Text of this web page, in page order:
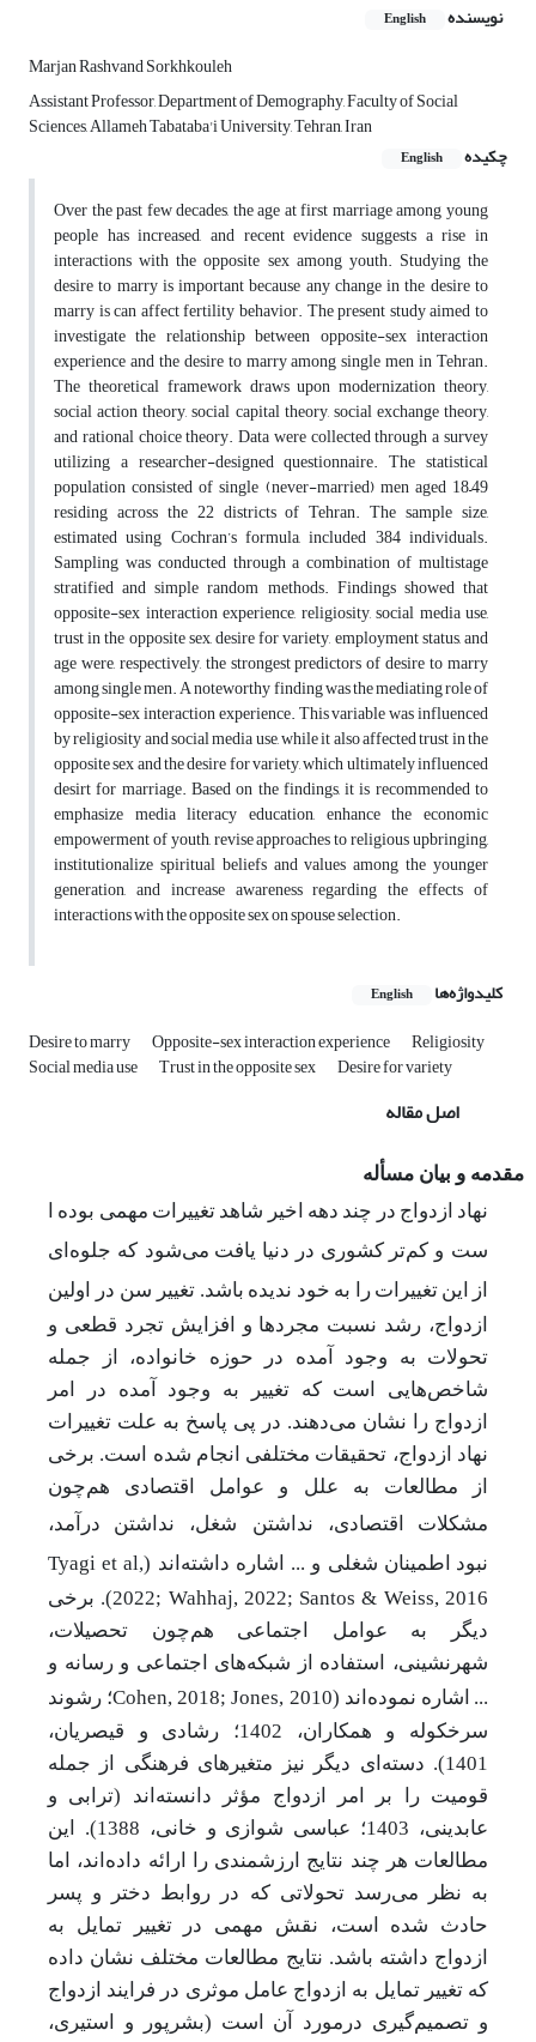
نویسنده English
Marjan Rashvand Sorkhkouleh
Assistant Professor, Department of Demography, Faculty of Social
Sciences, Allameh Tabataba'i University, Tehran, Iran
چکیده
English
Over the past few decades, the age at first marriage among young
people has increased, and recent evidence suggests a rise in
interactions with the opposite sex among youth. Studying the
desire to marry is important because any change in the desire to
marry is can affect fertility behavior. The present study aimed to
investigate the relationship between opposite-sex interaction
experience and the desire to marry among single men in Tehran.
The theoretical framework draws upon modernization theory,
social action theory, social capital theory, social exchange theory,
and rational choice theory. Data were collected through a survey
utilizing a researcher-designed questionnaire. The statistical
population consisted of single (never-married) men aged 18–49
residing across the 22 districts of Tehran. The sample size,
estimated using Cochran’s formula, included 384 individuals.
Sampling was conducted through a combination of multistage
stratified and simple random methods. Findings showed that
opposite-sex interaction experience, religiosity, social media use,
trust in the opposite sex, desire for variety, employment status, and
age were, respectively, the strongest predictors of desire to marry
among single men. A noteworthy finding was the mediating role of
opposite-sex interaction experience. This variable was influenced
by religiosity and social media use, while it also affected trust in the
opposite sex and the desire for variety, which ultimately influenced
desirt for marriage. Based on the findings, it is recommended to
emphasize media literacy education, enhance the economic
empowerment of youth, revise approaches to religious upbringing,
institutionalize spiritual beliefs and values among the younger
generation, and increase awareness regarding the effects of
interactions with the opposite sex on spouse selection.
کلیدواژه‌ها English
Desire to marry Opposite-sex interaction experience Religiosity
Social media use Trust in the opposite sex Desire for variety
اصل مقاله
مقدمه و بیان مسأله
نهاد ازدواج در چند دهه اخیر شاهد تغییرات مهمی بوده
ست و کم‌تر کشوری در دنیا یافت می‌شود که جلوه‌ای
از
این تغییرات را به خود ندیده باشد. تغییر سن در اولین
ازدواج، رشد نسبت مجردها و افزایش تجرد قطعی و
تحولات به وجود آمده در حوزه خانواده، از جمله
شاخص‌هایی است که تغییر به وجود آمده در امر
ازدواج را نشان می‌دهند. در پی پاسخ به علت تغییرات
نهاد ازدواج، تحقیقات مختلفی انجام شده است. برخی
از مطالعات به علل و عوامل اقتصادی هم‌چون
مشکلات
اقتصادی، نداشتن شغل، نداشتن
درآمد،
نبود اطمینان شغلی و ... اشاره داشته‌اند (Tyagi et al,
2022; Wahhaj, 2022; Santos & Weiss, 2016). برخی
دیگر به عوامل اجتماعی هم‌چون تحصیلات،
شهرنشینی، استفاده از شبکه‌های اجتماعی و رسانه و
... اشاره نموده‌اند (Cohen, 2018; Jones, 2010؛ رشوند
سرخکوله و همکاران، 1402؛ رشادی و قیصریان،
1401). دسته‌ای دیگر نیز متغیرهای فرهنگی از جمله
قومیت را بر امر ازدواج مؤثر دانسته‌اند (ترابی و
عابدینی، 1403؛ عباسی شوازی و خانی، 1388). این
مطالعات هر چند نتایج ارزشمندی را ارائه داده‌اند، اما
به نظر می‌رسد تحولاتی که در روابط دختر و پسر
حادث شده است، نقش مهمی در تغییر تمایل به
ازدواج داشته باشد. نتایج مطالعات مختلف نشان داده
که تغییر تمایل به ازدواج عامل موثری در فرایند ازدواج
و تصمیم‌گیری درمورد آن است (بشرپور و استیری،